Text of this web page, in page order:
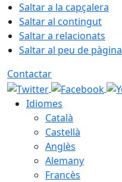
Saltar a la capçalera
Saltar al contingut
Saltar a relacionats
Saltar al peu de pàgina
Contactar
Idiomes
Català
Castellà
Anglès
Alemany
Francès